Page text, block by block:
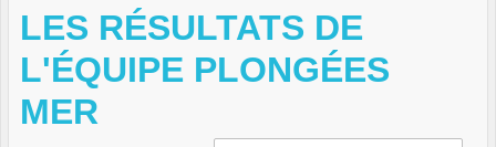
LES RÉSULTATS DE
L'ÉQUIPE PLONGÉES
MER